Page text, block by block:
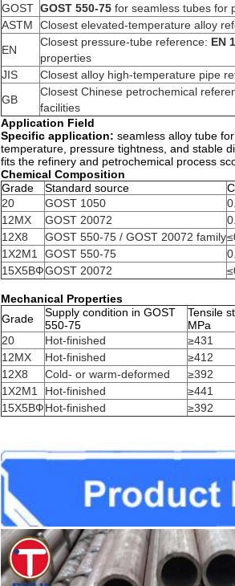
GOST GOST 550-75 for seamless tubes for
ASTM
Closest elevated-temperature alloy
EN
Closest pressure-tube reference: EN
properties
JIS
Closest alloy high-temperature pipe
GB
Closest Chinese petrochemical
facilities
Application Field
Specific application: seamless alloy tube for
temperature, pressure tightness, and stable
fits the refinery and petrochemical process
Chemical Composition
Grade
Standard source C
20
GOST 1050
12МХ
GOST 20072
12Х8
GOST 550-75 / GOST 20072 family
1Х2М1
GOST 550-75
15Х5ВФGOST 20072
Mechanical Properties
Grade
Supply condition in GOST
550-75
Tensile
MPa
20
Hot-finished ≥431
12МХ
Hot-finished ≥412
12Х8
Cold- or warm-deformed ≥392
1Х2М1
Hot-finished ≥441
15Х5ВФHot-finished ≥392